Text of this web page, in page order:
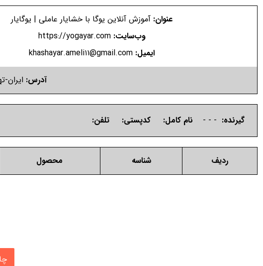
عنوان: آموزش آنلاین یوگا با خشایار عاملی | یوگایار
وب‌سایت: https://yogayar.com
ایمیل: khashayar.ameli۱۱@gmail.com
آدرس:
گیرنده: - - - نام کامل: کدپستی: تلفن:
ردیف شناسه محصول